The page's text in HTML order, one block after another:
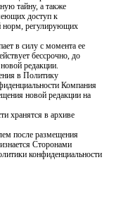
тайну, а также
доступ к
норм, регулирующих
в силу с момента ее
бессрочно, до
редакции.
в Политику
Компания
новой редакции на
хранятся в архиве
после размещения
Сторонами
конфиденциальности